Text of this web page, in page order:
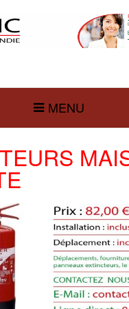
MENU